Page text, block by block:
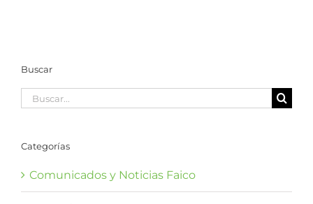
Buscar
Buscar:
Categorías
Comunicados y Noticias Faico